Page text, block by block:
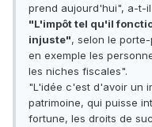
prend aujourd'hui", a-t-
"L'impôt tel qu'il
injuste", selon le
en exemple les
les niches fiscales".
"L'idée c'est d'avoir un
patrimoine, qui puisse
fortune, les droits de